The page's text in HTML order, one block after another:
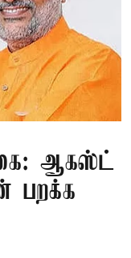
ஆகஸ்ட்
பறக்க